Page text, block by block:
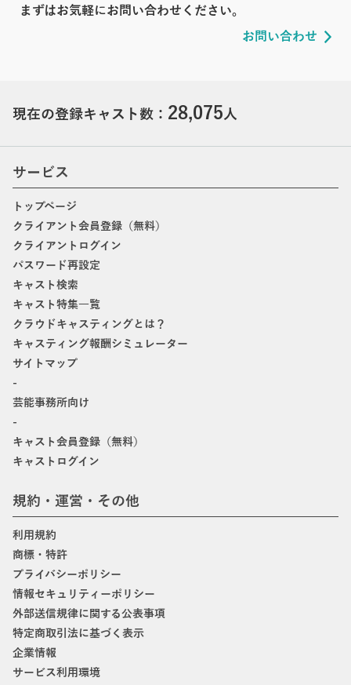
まずはお気軽にお問い合わせください。
お問い合わせ
現在の登録キャスト数： 28,075人
サービス
トップページ
クライアント会員登録（無料）
クライアントログイン
パスワード再設定
キャスト検索
キャスト特集一覧
クラウドキャスティングとは？
キャスティング報酬シミュレーター
サイトマップ
-
芸能事務所向け
-
キャスト会員登録（無料）
キャストログイン
規約・運営・その他
利用規約
商標・特許
プライバシーポリシー
情報セキュリティーポリシー
外部送信規律に関する公表事項
特定商取引法に基づく表示
企業情報
サービス利用環境